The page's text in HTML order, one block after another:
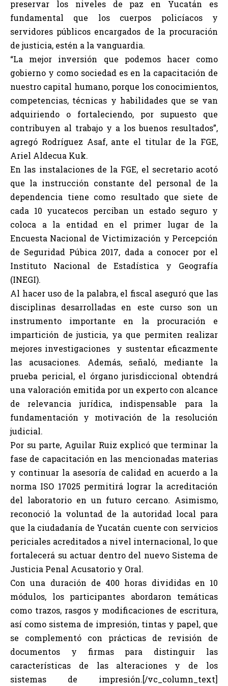
preservar los niveles de paz en Yucatán es
fundamental que los cuerpos policíacos y
servidores públicos encargados de la procuración
de justicia, estén a la vanguardia.
“La mejor inversión que podemos hacer como
gobierno y como sociedad es en la capacitación de
nuestro capital humano, porque los conocimientos,
competencias, técnicas y habilidades que se van
adquiriendo o fortaleciendo, por supuesto que
contribuyen al trabajo y a los buenos resultados”,
agregó Rodríguez Asaf, ante el titular de la FGE,
Ariel Aldecua Kuk.
En las instalaciones de la FGE, el secretario acotó
que la instrucción constante del personal de la
dependencia tiene como resultado que siete de
cada 10 yucatecos perciban un estado seguro y
coloca a la entidad en el primer lugar de la
Encuesta Nacional de Victimización y Percepción
de Seguridad Púbica 2017, dada a conocer por el
Instituto Nacional de Estadística y Geografía
(INEGI).
Al hacer uso de la palabra, el fiscal aseguró que las
disciplinas desarrolladas en este curso son un
instrumento importante en la procuración e
impartición de justicia, ya que permiten realizar
mejores investigaciones y sustentar eficazmente
las acusaciones. Además, señaló, mediante la
prueba pericial, el órgano jurisdiccional obtendrá
una valoración emitida por un experto con alcance
de relevancia jurídica, indispensable para la
fundamentación y motivación de la resolución
judicial.
Por su parte, Aguilar Ruiz explicó que terminar la
fase de capacitación en las mencionadas materias
y continuar la asesoría de calidad en acuerdo a la
norma ISO 17025 permitirá lograr la acreditación
del laboratorio en un futuro cercano. Asimismo,
reconoció la voluntad de la autoridad local para
que la ciudadanía de Yucatán cuente con servicios
periciales acreditados a nivel internacional, lo que
fortalecerá su actuar dentro del nuevo Sistema de
Justicia Penal Acusatorio y Oral.
Con una duración de 400 horas divididas en 10
módulos, los participantes abordaron temáticas
como trazos, rasgos y modificaciones de escritura,
así como sistema de impresión, tintas y papel, que
se complementó con prácticas de revisión de
documentos y firmas para distinguir las
características de las alteraciones y de los
sistemas de impresión.[/vc_column_text]